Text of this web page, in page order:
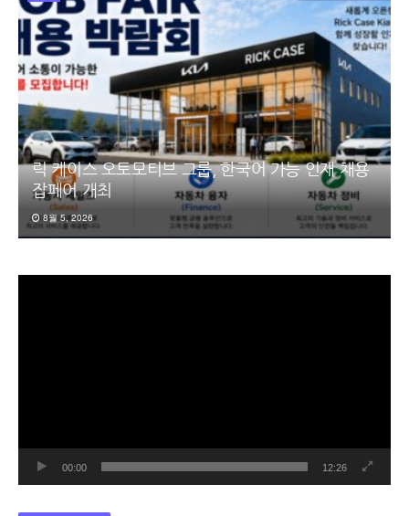
릭 케이스 오토모티브 그룹, 한국어 가능 인재 채용
잡페어 개최
8월 5, 2026
00:00 12:26